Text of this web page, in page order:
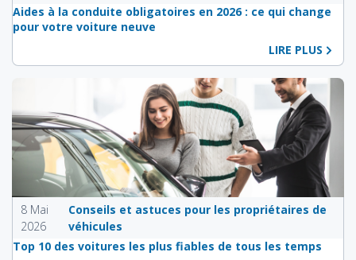
Aides à la conduite obligatoires en 2026 : ce qui change
pour votre voiture neuve
LIRE PLUS
8 Mai
2026
Conseils et astuces pour les propriétaires de
véhicules
Top 10 des voitures les plus fiables de tous les temps